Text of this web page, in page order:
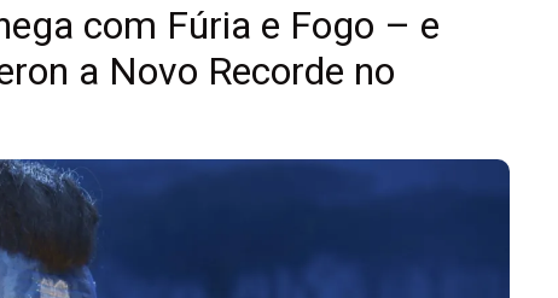
com Fúria e Fogo – e
a Novo Recorde no